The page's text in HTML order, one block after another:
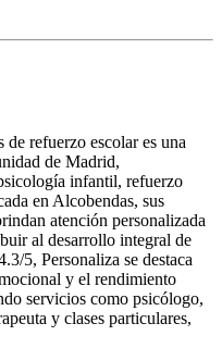
refuerzo escolar es una
de Madrid,
infantil, refuerzo
en Alcobendas, sus
atención personalizada
al desarrollo integral de
5, Personaliza se destaca
y el rendimiento
servicios como psicólogo,
y clases particulares,